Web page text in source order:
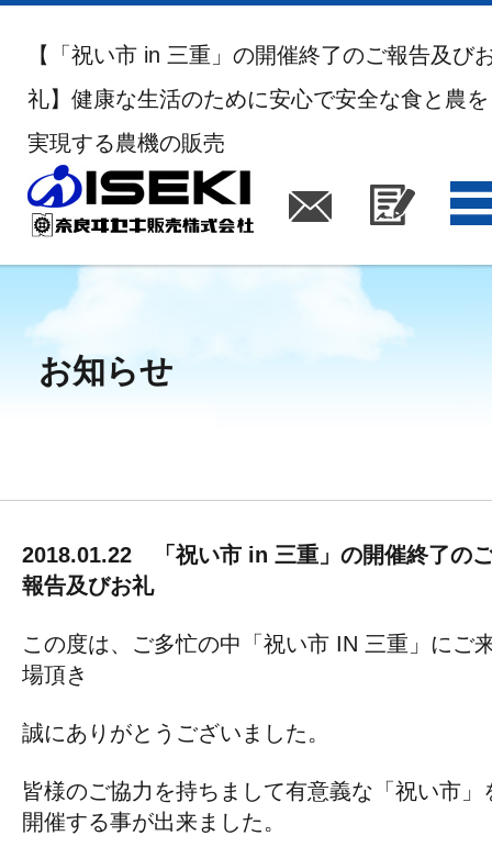
【「祝い市 in 三重」の開催終了のご報告及び
礼】健康な生活のために安心で安全な食と農を
実現する農機の販売
お知らせ
2018.01.22 「祝い市 in 三重」の開催終了の
報告及びお礼
この度は、ご多忙の中「祝い市 IN 三重」にご
場頂き
誠にありがとうございました。
皆様のご協力を持ちまして有意義な「祝い市」
開催する事が出来ました。